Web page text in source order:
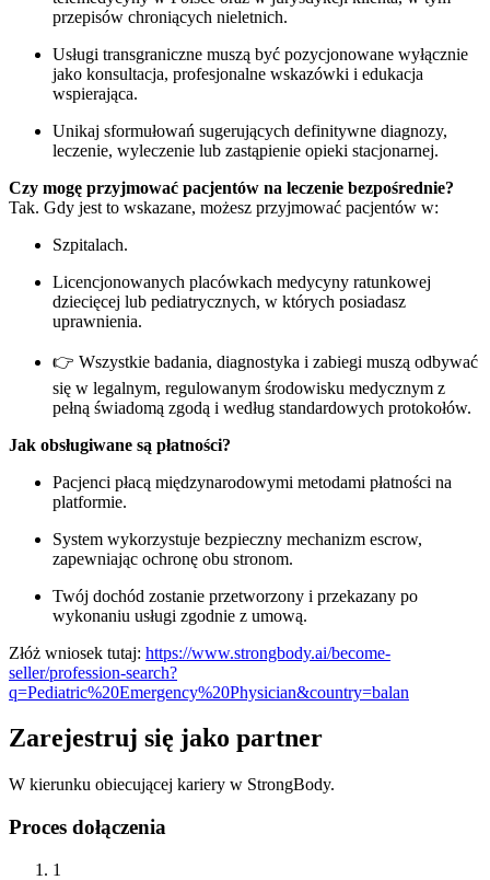
przepisów chroniących nieletnich.
Usługi transgraniczne muszą być pozycjonowane wyłącznie
jako konsultacja, profesjonalne wskazówki i edukacja
wspierająca.
Unikaj sformułowań sugerujących definitywne diagnozy,
leczenie, wyleczenie lub zastąpienie opieki stacjonarnej.
Czy mogę przyjmować pacjentów na leczenie bezpośrednie?
Tak. Gdy jest to wskazane, możesz przyjmować pacjentów w:
Szpitalach.
Licencjonowanych placówkach medycyny ratunkowej
dziecięcej lub pediatrycznych, w których posiadasz
uprawnienia.
👉 Wszystkie badania, diagnostyka i zabiegi muszą odbywać
się w legalnym, regulowanym środowisku medycznym z
pełną świadomą zgodą i według standardowych protokołów.
Jak obsługiwane są płatności?
Pacjenci płacą międzynarodowymi metodami płatności na
platformie.
System wykorzystuje bezpieczny mechanizm escrow,
zapewniając ochronę obu stronom.
Twój dochód zostanie przetworzony i przekazany po
wykonaniu usługi zgodnie z umową.
Złóż wniosek tutaj: https://www.strongbody.ai/become-
seller/profession-search?
q=Pediatric%20Emergency%20Physician&country=balan
Zarejestruj się jako partner
W kierunku obiecującej kariery w StrongBody.
Proces dołączenia
1